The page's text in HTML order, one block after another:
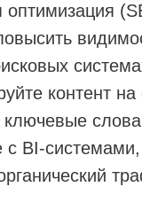
оптимизация
контент на
ключевые
с BI-